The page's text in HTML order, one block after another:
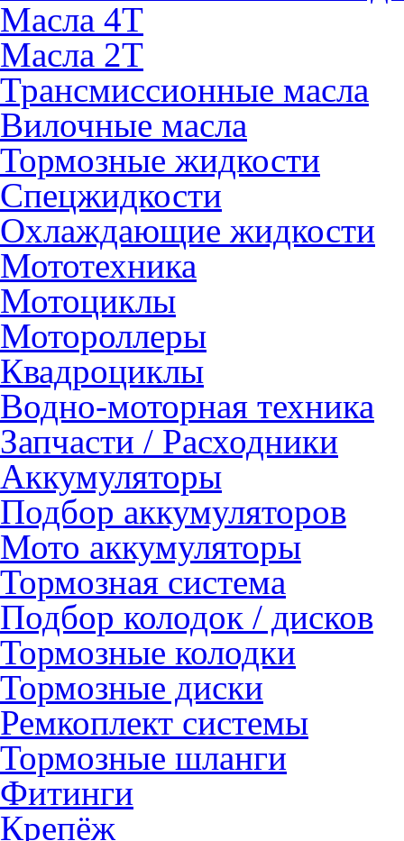
Масла 4Т
Масла 2Т
Трансмиссионные масла
Вилочные масла
Тормозные жидкости
Спецжидкости
Охлаждающие жидкости
Мототехника
Мотоциклы
Мотороллеры
Квадроциклы
Водно-моторная техника
Запчасти / Расходники
Аккумуляторы
Подбор аккумуляторов
Мото аккумуляторы
Тормозная система
Подбор колодок / дисков
Тормозные колодки
Тормозные диски
Ремкоплект системы
Тормозные шланги
Фитинги
Крепёж